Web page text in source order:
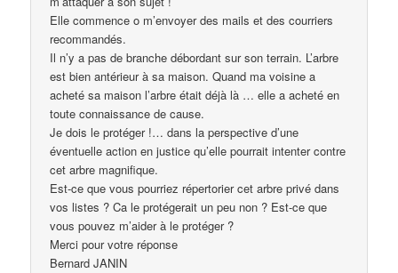
Elle commence o m’envoyer des mails et des courriers
recommandés.
Il n’y a pas de branche débordant sur son terrain. L’arbre
est bien antérieur à sa maison. Quand ma voisine a
acheté sa maison l’arbre était déjà là … elle a acheté en
toute connaissance de cause.
Je dois le protéger !… dans la perspective d’une
éventuelle action en justice qu’elle pourrait intenter contre
cet arbre magnifique.
Est-ce que vous pourriez répertorier cet arbre privé dans
vos listes ? Ca le protégerait un peu non ? Est-ce que
vous pouvez m’aider à le protéger ?
Merci pour votre réponse
Bernard JANIN